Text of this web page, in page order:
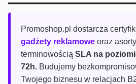
Promoshop.pl dostarcza
gadżety reklamowe oraz
terminowością SLA na
72h. Budujemy
Twojego biznesu w relacjach